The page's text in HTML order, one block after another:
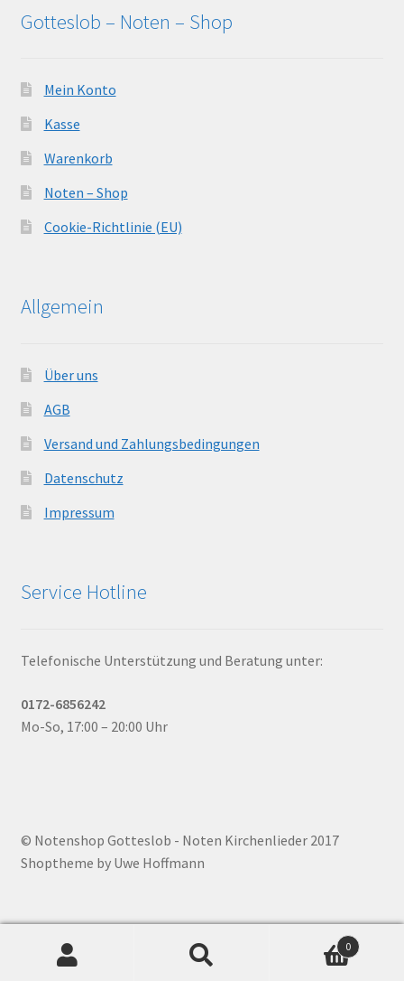
Gotteslob – Noten – Shop
Mein Konto
Kasse
Warenkorb
Noten – Shop
Cookie-Richtlinie (EU)
Allgemein
Über uns
AGB
Versand und Zahlungsbedingungen
Datenschutz
Impressum
Service Hotline
Telefonische Unterstützung und Beratung unter:
0172-6856242
Mo-So, 17:00 – 20:00 Uhr
© Notenshop Gotteslob - Noten Kirchenlieder 2017
Shoptheme by Uwe Hoffmann
0